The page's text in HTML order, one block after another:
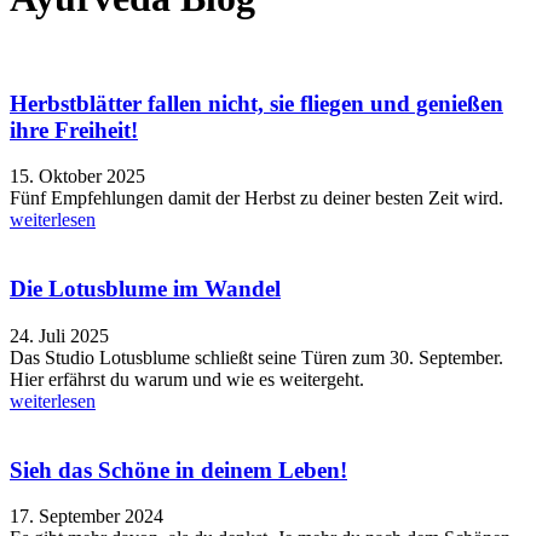
Herbstblätter fallen nicht, sie fliegen und genießen
ihre Freiheit!
15. Oktober 2025
Fünf Empfehlungen damit der Herbst zu deiner besten Zeit wird.
weiterlesen
Die Lotusblume im Wandel
24. Juli 2025
Das Studio Lotusblume schließt seine Türen zum 30. September.
Hier erfährst du warum und wie es weitergeht.
weiterlesen
Sieh das Schöne in deinem Leben!
17. September 2024